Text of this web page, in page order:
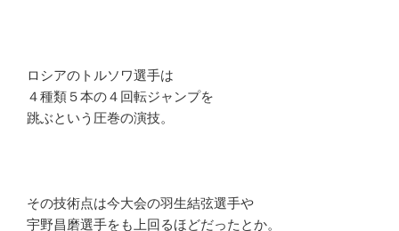
ロシアのトルソワ選手は
４種類５本の４回転ジャンプを
跳ぶという圧巻の演技。
その技術点は今大会の羽生結弦選手や
宇野昌磨選手をも上回るほどだったとか。